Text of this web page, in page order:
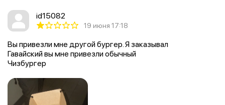
id15082
19 июня 17:18
Вы привезли мне другой бургер. Я заказывал
Гавайский вы мне привезли обычный
Чизбургер